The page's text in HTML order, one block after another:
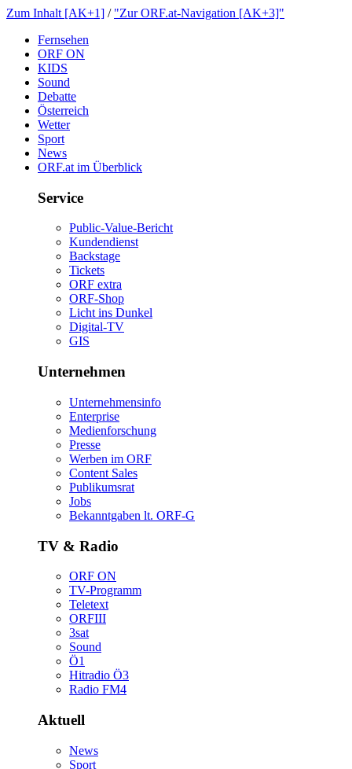
ZumInhalt[AK+1] / "ZurORF.at-Navigation[AK+3]"
Fernsehen
ORFON
KIDS
Sound
Debatte
Österreich
Wetter
Sport
News
ORF.atimÜberblick
Service
Public-Value-Bericht
Kundendienst
Backstage
Tickets
ORFextra
ORF-Shop
LichtinsDunkel
Digital-TV
GIS
Unternehmen
Unternehmensinfo
Enterprise
Medienforschung
Presse
WerbenimORF
ContentSales
Publikumsrat
Jobs
Bekanntgabenlt.ORF-G
TV&Radio
ORFON
TV-Programm
Teletext
ORFIII
3sat
Sound
Ö1
HitradioÖ3
RadioFM4
Aktuell
News
Sport